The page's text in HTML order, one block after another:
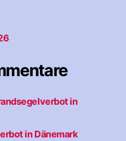
in
in Dänemark